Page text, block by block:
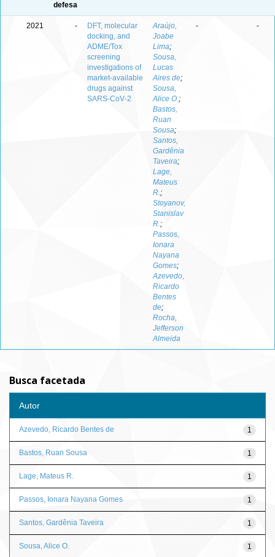
defesa
2021 -
DFT, molecular
docking, and
ADME/Tox
screening
investigations of
market‑available
drugs against
SARS‑CoV‑2
Araújo,
Joabe
Lima;
Sousa,
Lucas
Aires de;
Sousa,
Alice O.;
Bastos,
Ruan
Sousa;
Santos,
Gardênia
Taveira;
Lage,
Mateus
R.;
Stoyanov,
Stanislav
R.;
Passos,
Ionara
Nayana
Gomes;
Azevedo,
Ricardo
Bentes
de;
Rocha,
Jefferson
Almeida
- -
Busca facetada
Autor
1
Azevedo, Ricardo Bentes de
1
Bastos, Ruan Sousa
1
Lage, Mateus R.
1
Passos, Ionara Nayana Gomes
1
Santos, Gardênia Taveira
1
Sousa, Alice O.